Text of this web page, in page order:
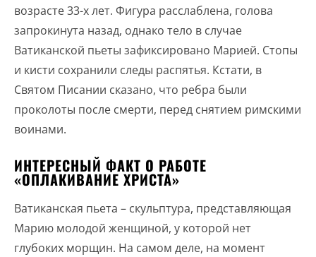
возрасте 33-х лет. Фигура расслаблена, голова
запрокинута назад, однако тело в случае
Ватиканской пьеты зафиксировано Марией. Стопы
и кисти сохранили следы распятья. Кстати, в
Святом Писании сказано, что ребра были
проколоты после смерти, перед снятием римскими
воинами.
ИНТЕРЕСНЫЙ ФАКТ О РАБОТЕ
«ОПЛАКИВАНИЕ ХРИСТА»
Ватиканская пьета – скульптура, представляющая
Марию молодой женщиной, у которой нет
глубоких морщин. На самом деле, на момент